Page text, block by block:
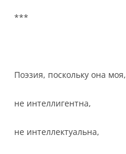
***
Поэзия, поскольку она моя,
не интеллигентна,
не интеллектуальна,